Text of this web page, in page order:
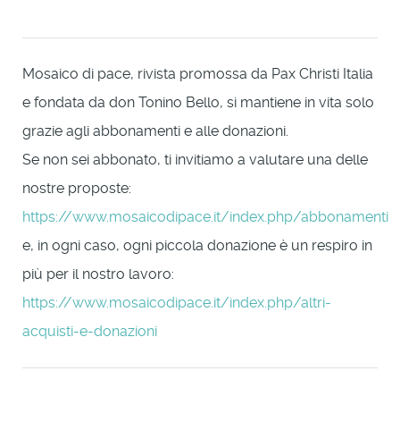
Mosaico di pace, rivista promossa da Pax Christi Italia
e fondata da don Tonino Bello, si mantiene in vita solo
grazie agli abbonamenti e alle donazioni.
Se non sei abbonato, ti invitiamo a valutare una delle
nostre proposte:
https://www.mosaicodipace.it/index.php/abbonamenti
e, in ogni caso, ogni piccola donazione è un respiro in
più per il nostro lavoro:
https://www.mosaicodipace.it/index.php/altri-
acquisti-e-donazioni